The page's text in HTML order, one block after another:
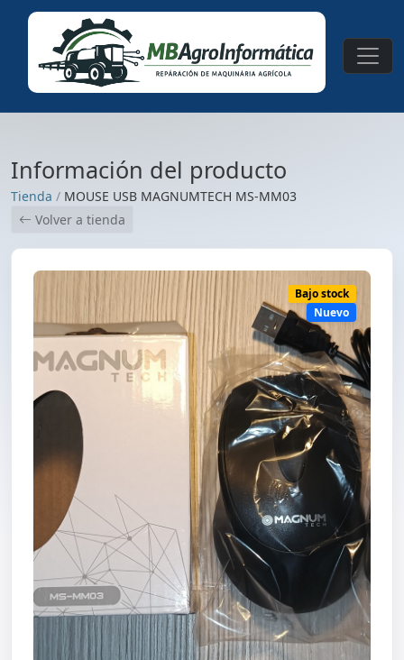
Información del producto
Tienda / MOUSE USB MAGNUMTECH MS-MM03
Volver a tienda
Bajo stock
Nuevo